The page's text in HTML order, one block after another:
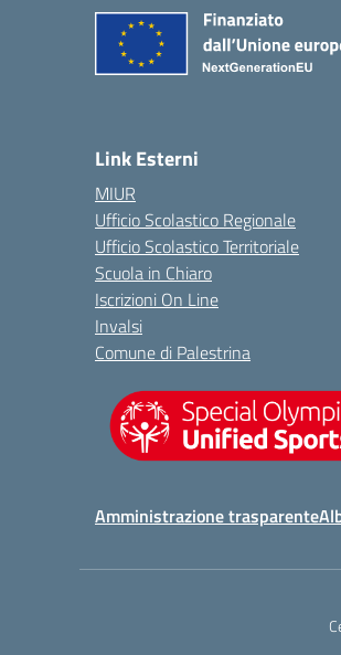
Link Esterni
MIUR
Ufficio Scolastico Regionale
Ufficio Scolastico Territoriale
Scuola in Chiaro
Iscrizioni On Line
Invalsi
Comune di Palestrina
Amministrazione trasparente